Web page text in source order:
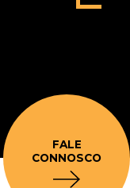
FALE
CONNOSCO